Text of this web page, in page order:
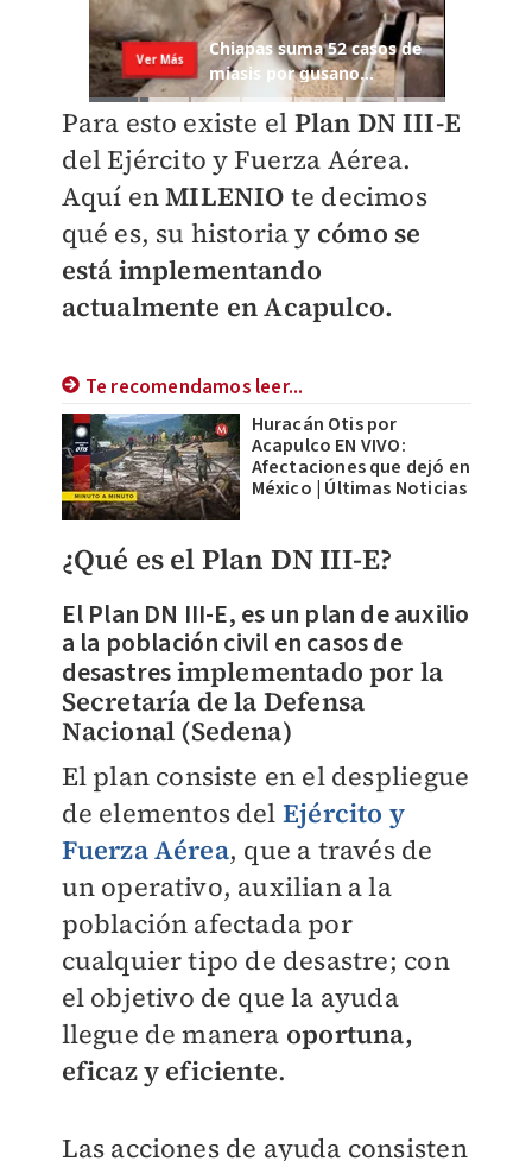
Para esto existe el Plan DN III-E
del Ejército y Fuerza Aérea.
Aquí enMILENIO te decimos
qué es, su historia y cómo se
está implementando
actualmente en Acapulco.
Te recomendamos leer...
Huracán Otis por
Acapulco EN VIVO:
Afectaciones que dejó en
México | Últimas Noticias
¿Qué es el Plan DN III-E?
El Plan DN III-E, es un plan de auxilio
a la población civil en casos de
desastresimplementado por la
Secretaría de la Defensa
Nacional (Sedena)
El plan consiste en el despliegue
de elementos del Ejército y
Fuerza Aérea, que a través de
un operativo, auxilian a la
población afectada por
cualquier tipo de desastre; con
el objetivo de que la ayuda
llegue de manera oportuna,
eficaz y eficiente.
Las acciones de ayuda consisten